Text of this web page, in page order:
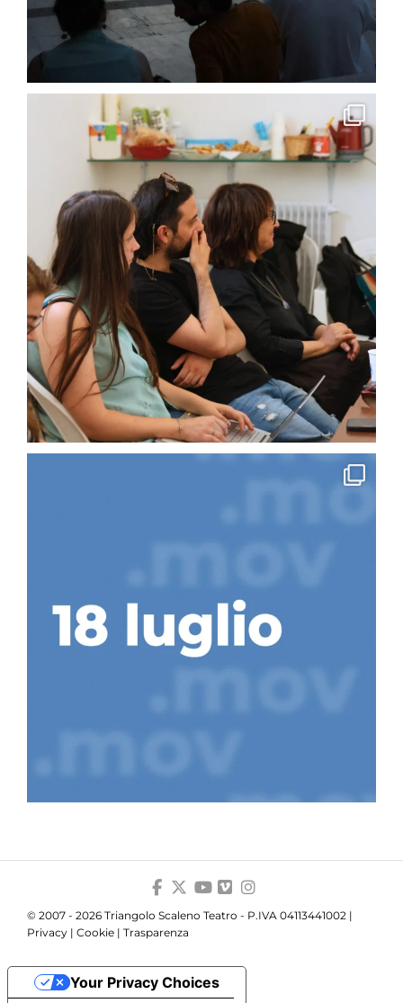
© 2007 - 2026 Triangolo Scaleno Teatro - P.IVA 04113441002 |
Privacy | Cookie | Trasparenza
Your Privacy Choices